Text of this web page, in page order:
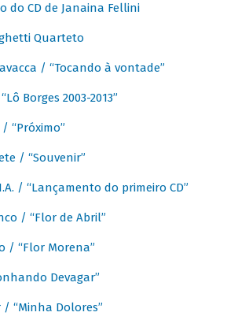
do CD de Janaina Fellini
Quarteto
/ “Tocando à vontade”
Borges 2003-2013”
/ “Próximo”
/ “Souvenir”
/ “Lançamento do primeiro CD”
/ “Flor de Abril”
/ “Flor Morena”
Devagar”
/ “Minha Dolores”